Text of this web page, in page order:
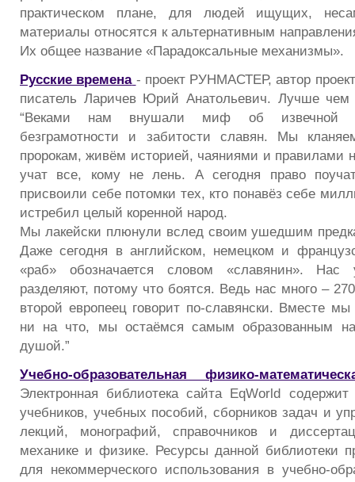
практическом плане, для людей ищущих,
материалы относятся к альтернативным
Их общее название «Парадоксальные механизмы».
Русские времена - проект РУНМАСТЕР, автор
писатель Ларичев Юрий Анатольевич. Лучше
“Веками нам внушали миф об извечной
безграмотности и забитости славян. Мы
пророкам, живём историей, чаяниями и правилами
учат все, кому не лень. А сегодня право
присвоили себе потомки тех, кто понавёз себе
истребил целый коренной народ.
Мы лакейски плюнули вслед своим ушедшим
Даже сегодня в английском, немецком и
«раб» обозначается словом «славянин».
разделяют, потому что боятся. Ведь нас много –
второй европеец говорит по-славянски. Вместе
ни на что, мы остаёмся самым образованным
душой.”
Учебно-образовательная физико-
Электронная библиотека сайта EqWorld
учебников, учебных пособий, сборников задач и
лекций, монографий, справочников и
механике и физике. Ресурсы данной библиотеки
для некоммерческого использования в учебно-